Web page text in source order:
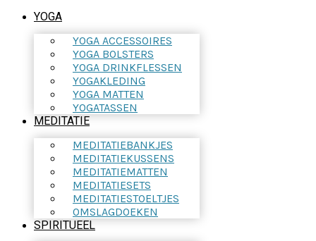
YOGA
YOGA ACCESSOIRES
YOGA BOLSTERS
YOGA DRINKFLESSEN
YOGAKLEDING
YOGA MATTEN
YOGATASSEN
MEDITATIE
MEDITATIEBANKJES
MEDITATIEKUSSENS
MEDITATIEMATTEN
MEDITATIESETS
MEDITATIESTOELTJES
OMSLAGDOEKEN
SPIRITUEEL